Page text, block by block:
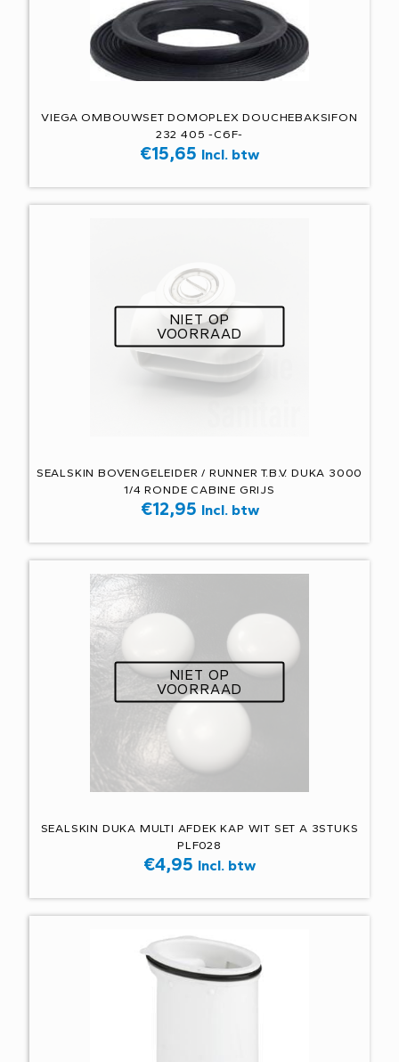
VIEGA OMBOUWSET DOMOPLEX DOUCHEBAKSIFON
232 405 -C6F-
€15,65 Incl. btw
NIET OP
VOORRAAD
SEALSKIN BOVENGELEIDER / RUNNER T.B.V. DUKA 3000
1/4 RONDE CABINE GRIJS
€12,95 Incl. btw
NIET OP
VOORRAAD
SEALSKIN DUKA MULTI AFDEK KAP WIT SET A 3STUKS
PLF028
€4,95 Incl. btw